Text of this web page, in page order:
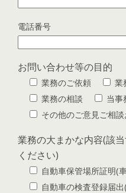
電話番号
お問い合わせ等の目的
業務のご依頼
業
業務の相談
当事
その他のご意見ご相
業務の大まかな内容(該
ください)
自動車保管場所証明(
自動車の検査登録届